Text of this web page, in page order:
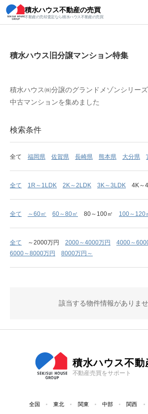
積水ハウス不動産の売買
不動産の売却査定なら積水ハウス不動産の売買
積水ハウス旧分譲マンショ
積水ハウス旧分譲マンション特集
積水ハウス㈱分譲のグランドメゾンシリー
中古マンションを集めました
検索条件
全て 福岡県 佐賀県 長崎県 熊本県 大分県
全て 1R～1LDK 2K～2LDK 3K～3LDK 4K～
全て ～60㎡ 60～80㎡ 80～100㎡ 100～120
全て ～2000万円 2000～4000万円
4000～
6000～8000万円
8000万円～
該当する物件情報がありませ
積水ハウス不動
不動産売買をサポート
全国 東北 関東 中部 関西